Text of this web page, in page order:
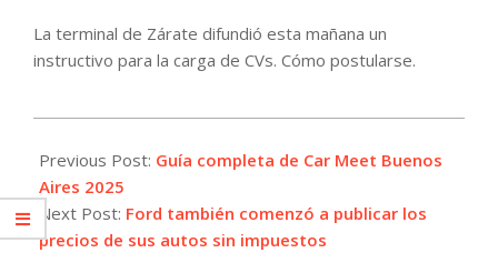
La terminal de Zárate difundió esta mañana un
instructivo para la carga de CVs. Cómo postularse.
04-
14
Previous Post: Guía completa de Car Meet Buenos
Aires 2025
Next Post: Ford también comenzó a publicar los
precios de sus autos sin impuestos